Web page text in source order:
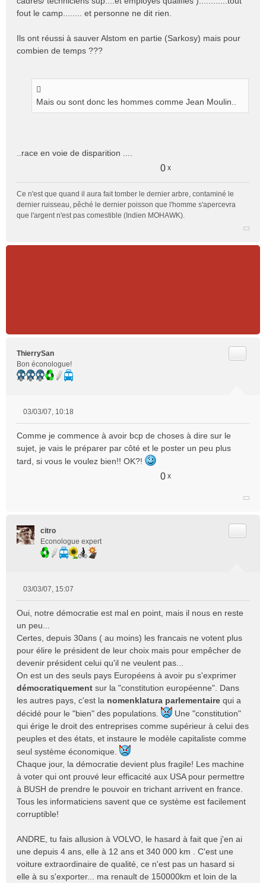
fout le camp........ et personne ne dit rien.
Ils ont réussi à sauver Alstom en partie (Sarkosy) mais pour
combien de temps ???
Mais ou sont donc les hommes comme Jean Moulin..
..race en voie de disparition ....
0 x
Ce n'est que quand il aura fait tomber le dernier arbre, contaminé le
dernier ruisseau, pêché le dernier poisson que l'homme s'apercevra
que l'argent n'est pas comestible (Indien MOHAWK).
ThierrySan
Bon éconologue!
s
s
a
l
u
03/03/07, 10:18
Comme je commence à avoir bcp de choses à dire sur le
sujet, je vais le préparer par côté et le poster un peu plus
tard, si vous le voulez bien!! OK?!
0 x
citro
Econologue expert
s
s
a
g
e
o
n
l
u
03/03/07, 15:07
Oui, notre démocratie est mal en point, mais il nous en reste
un peu...
Certes, depuis 30ans ( au moins) les francais ne votent plus
pour élire le président de leur choix mais pour empêcher de
devenir président celui qu'il ne veulent pas...
On est un des seuls pays Européens à avoir pu s'exprimer
démocratiquement sur la "constitution européenne". Dans
les autres pays, c'est la nomenklatura parlementaire qui a
décidé pour le "bien" des populations.
Une "constitution"
qui érige le droit des entreprises comme supérieur à celui des
peuples et des états, et instaure le modèle capitaliste comme
seul système économique.
Chaque jour, la démocratie devient plus fragile! Les machine
à voter qui ont prouvé leur efficacité aux USA pour permettre
à BUSH de prendre le pouvoir en trichant arrivent en france.
Tous les informaticiens savent que ce système est facilement
corruptible!
ANDRE, tu fais allusion à VOLVO, le hasard à fait que j'en ai
une depuis 4 ans, elle à 12 ans et 340 000 km . C'est une
voiture extraordinaire de qualité, ce n'est pas un hasard si
elle à su s'exporter... ma renault de 150000km et loin de la